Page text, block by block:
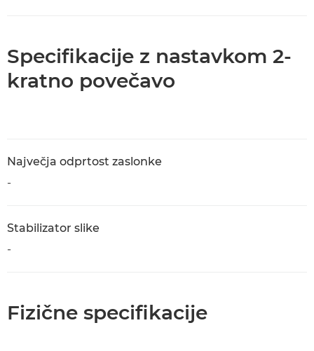
Specifikacije z nastavkom 2-
kratno povečavo
Največja odprtost zaslonke
-
Stabilizator slike
-
Fizične specifikacije